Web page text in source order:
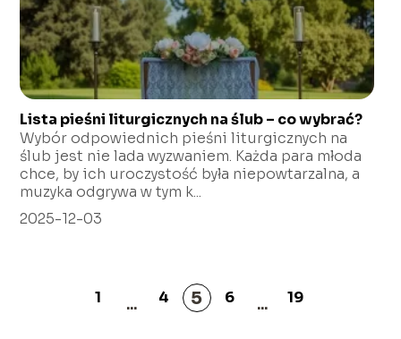
Lista pieśni liturgicznych na ślub – co wybrać?
Wybór odpowiednich pieśni liturgicznych na
ślub jest nie lada wyzwaniem. Każda para młoda
chce, by ich uroczystość była niepowtarzalna, a
muzyka odgrywa w tym k...
2025-12-03
1 ... 4 5 6 ... 19